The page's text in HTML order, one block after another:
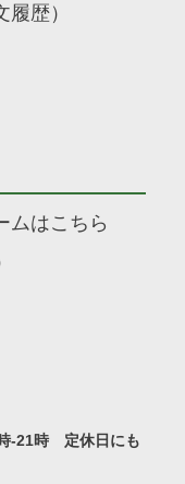
歴）
ムはこちら
-21時 定休日にも